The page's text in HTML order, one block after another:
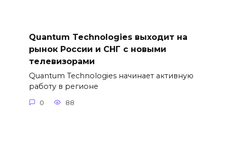
Quantum Technologies выходит на
рынок России и СНГ с новыми
телевизорами
Quantum Technologies начинает активную
работу в регионе
0 88